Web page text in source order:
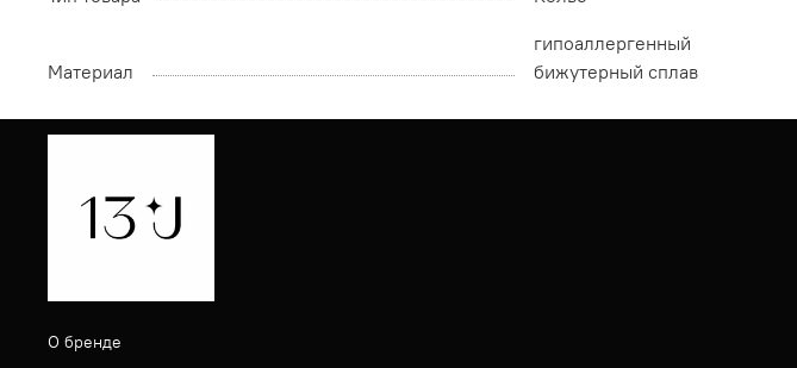
Материал
гипоаллергенный
бижутерный сплав
О бренде